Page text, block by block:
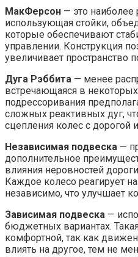
МакФерсон — это наиболее
использующая стойки,
которые обеспечивают
управлении. Конструкция
увеличивает пространство
Дуга Рэббита — менее
встречающаяся в
подрессоривания
сложных реактивных дуг,
сцепления колес с
Независимая подвеска —
дополнительное
влияния неровностей
Каждое колесо реагирует
независимо, что улучшает
Зависимая подвеска —
бюджетных вариантах.
комфортной, так как
влиять на другое, тем не